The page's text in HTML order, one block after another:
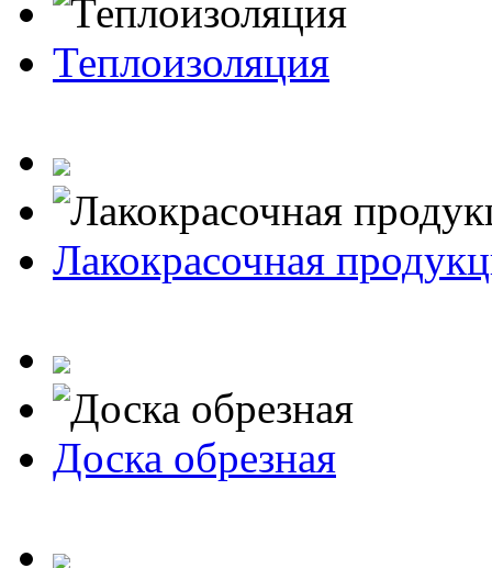
Теплоизоляция
Лакокрасочная
Доска обрезная